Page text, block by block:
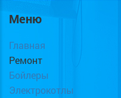
Меню
Главная
Ремонт
Бойлеры
Электрокотлы